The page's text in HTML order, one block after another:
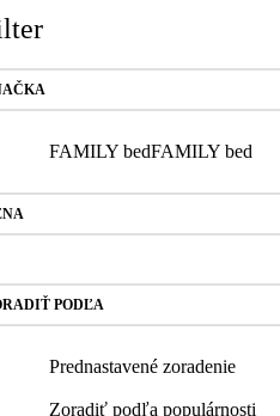
FAMILY bedFAMILY bed
PODĽA
Prednastavené zoradenie
Zoradiť podľa populárnosti